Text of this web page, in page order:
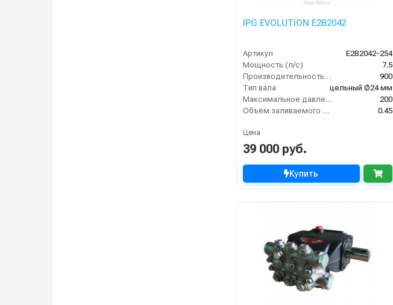
IPG EVOLUTION E2B2042
Артикул
E2B2042-254
Мощность (л/с)
7.5
Производительность (л/ч)
900
Тип вала
цельный Ø24 мм
Максимальное давление воды (бар)
200
Объём заливаемого масла (л)
0.45
Цена
39 000 руб.
Купить